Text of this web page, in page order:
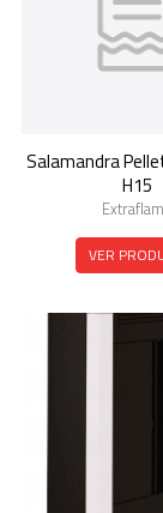
Salamandra
H15
VER